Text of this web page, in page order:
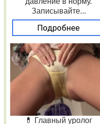
Записывайте...
Подробнее
💊 Главный уролог